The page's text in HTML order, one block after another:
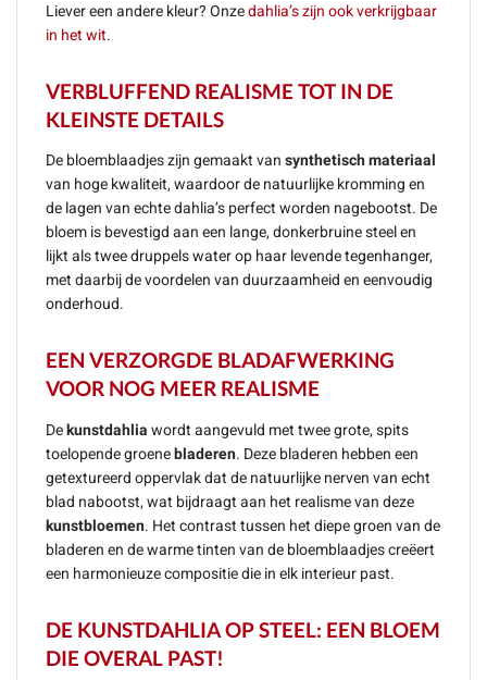
Liever een andere kleur? Onzedahlia’s zijn ook verkrijgbaar
in het wit.
VERBLUFFEND REALISME TOT IN DE
KLEINSTE DETAILS
De bloemblaadjes zijn gemaakt van synthetisch materiaal
van hoge kwaliteit, waardoor de natuurlijke kromming en
de lagen van echte dahlia’s perfect worden nagebootst. De
bloem is bevestigd aan een lange, donkerbruine steel en
lijkt als twee druppels water op haar levende tegenhanger,
met daarbij de voordelen van duurzaamheid en eenvoudig
onderhoud.
EEN VERZORGDE BLADAFWERKING
VOOR NOG MEER REALISME
Dekunstdahlia wordt aangevuld met twee grote, spits
toelopende groenebladeren. Deze bladeren hebben een
getextureerd oppervlak dat de natuurlijke nerven van echt
blad nabootst, wat bijdraagt aan het realisme van deze
kunstbloemen. Het contrast tussen het diepe groen van de
bladeren en de warme tinten van de bloemblaadjes creëert
een harmonieuze compositie die in elk interieur past.
DE KUNSTDAHLIA OP STEEL: EEN BLOEM
DIE OVERAL PAST!